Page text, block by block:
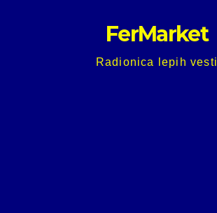
FerMarket
Radionica lepih vesti